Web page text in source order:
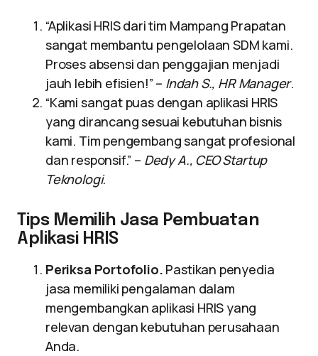
“Aplikasi HRIS dari tim Mampang Prapatan
sangat membantu pengelolaan SDM kami.
Proses absensi dan penggajian menjadi
jauh lebih efisien!” – Indah S., HR Manager.
“Kami sangat puas dengan aplikasi HRIS
yang dirancang sesuai kebutuhan bisnis
kami. Tim pengembang sangat profesional
dan responsif.” – Dedy A., CEO Startup
Teknologi.
Tips Memilih Jasa Pembuatan
Aplikasi HRIS
Periksa Portofolio. Pastikan penyedia
jasa memiliki pengalaman dalam
mengembangkan aplikasi HRIS yang
relevan dengan kebutuhan perusahaan
Anda.